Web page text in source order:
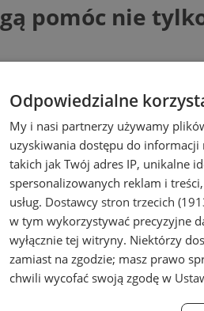
pomóc nie
Odpowiedzialne
My i nasi partnerzy używamy
uzyskiwania dostępu do
takich jak Twój adres IP, unikalne
spersonalizowanych reklam i
usług. Dostawcy stron trzecich
w tym wykorzystywać precyzyjne
wyłącznie tej witryny. Niektórzy
zamiast na zgodzie; masz prawo
chwili wycofać swoją zgodę w